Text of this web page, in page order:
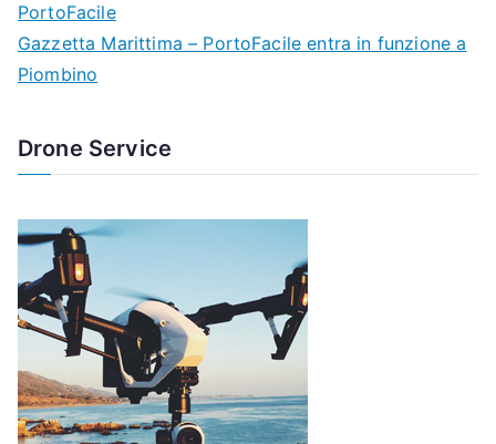
PortoFacile
Gazzetta Marittima – PortoFacile entra in funzione a
Piombino
Drone Service